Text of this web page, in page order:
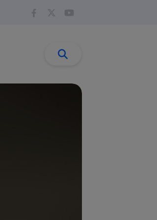
Buscar